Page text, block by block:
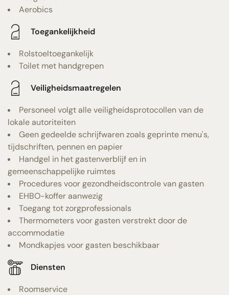
Aerobics
Toegankelijkheid
Rolstoeltoegankelijk
Toilet met handgrepen
Veiligheidsmaatregelen
Personeel volgt alle veiligheidsprotocollen van de
lokale autoriteiten
Geen gedeelde schrijfwaren zoals geprinte menu's,
tijdschriften, pennen en papier
Handgel in het gastenverblijf en in
gemeenschappelijke ruimtes
Procedures voor gezondheidscontrole van gasten
EHBO-koffer aanwezig
Toegang tot zorgprofessionals
Thermometers voor gasten verstrekt door de
accommodatie
Mondkapjes voor gasten beschikbaar
Diensten
Roomservice